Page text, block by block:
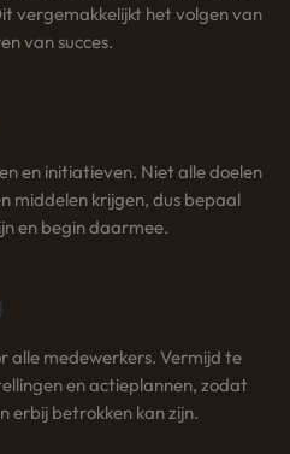
vergemakkelijkt het volgen van
van succes.
en initiatieven. Niet alle doelen
middelen krijgen, dus bepaal
en begin daarmee.
alle medewerkers. Vermijd te
en actieplannen, zodat
erbij betrokken kan zijn.